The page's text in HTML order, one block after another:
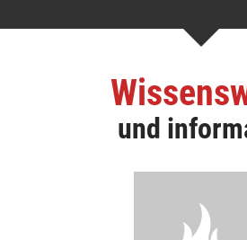
und